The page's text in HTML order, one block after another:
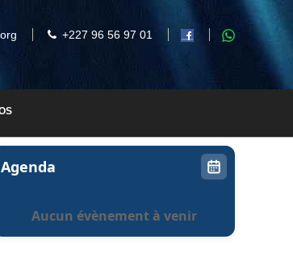
+227 96 56 97 01
Agenda
Aucun évènement à venir